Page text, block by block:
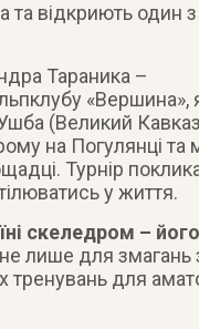
та відкриють один з
Тараника –
«Вершина»,
(Великий
на Погулянці та
Турнір
у життя.
скеледром – його
лише для змагань
тренувань для